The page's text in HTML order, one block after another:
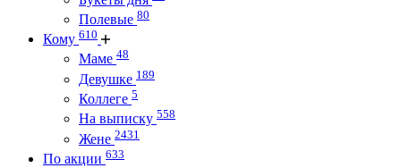
Полевые 80
Кому 610
Маме 48
Девушке 189
Коллеге 5
На выписку 558
Жене 2431
По акции 633